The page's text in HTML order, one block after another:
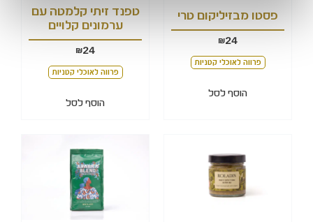
פסטו מבזיליקום טרי
24
₪
פרווה לאוכלי קטניות
הוסף לסל
טפנד זיתי קלמטה עם
ערמונים קלויים
24
₪
פרווה לאוכלי קטניות
הוסף לסל